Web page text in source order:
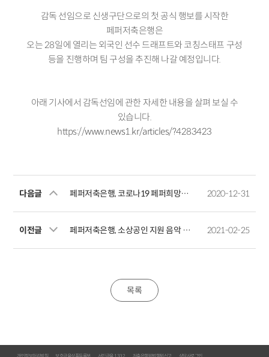
감독 선임으로 신생구단으로의 첫 공식 행보를 시작한
페퍼저축은행은
오는 28일에 열리는 외국인 선수 드래프트와 코칭스태프 구성
등을 진행하며 팀 구성을 추진해 나갈 예정입니다.
아래 기사에서 감독선임에 관한 자세한 내용을 살펴 보실 수
있습니다.
https://www.news1.kr/articles/?4283423
다음글 페퍼저축은행, 코로나19 페퍼희망장학금 장학생 모집 2020-12-31
이전글 페퍼저축은행, 소상공인 지원 음악 예능 디스커버리채널 <싱투게더> 제작지원 2021-02-25
목록
개인정보처리방침 보호금융상품등록부 서민금융 1332 저축은행위법행위신고 상담사로그인